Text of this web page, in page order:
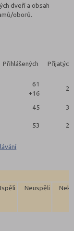
dveří a obsah
oborů.
Přihlášených Přijatých
61
+16
29
45 30
53 25
Neuspěli